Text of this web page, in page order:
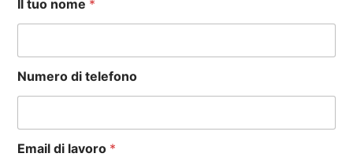
Il tuo nome *
Numero di telefono
Email di lavoro *